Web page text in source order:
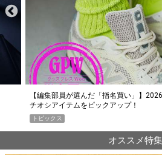
「買って損なし」の極上スマホ5選【
AWARD】
トピックス
オススメ特集